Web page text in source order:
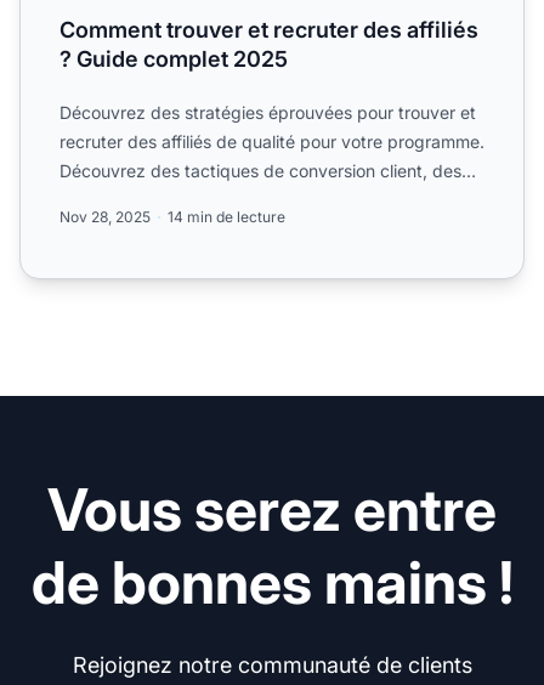
Comment trouver et recruter des affiliés
? Guide complet 2025
Découvrez des stratégies éprouvées pour trouver et
recruter des affiliés de qualité pour votre programme.
Découvrez des tactiques de conversion client, des
Nov 28, 2025 14 min de lecture
Vous serez entre
de bonnes mains !
Rejoignez notre communauté de clients